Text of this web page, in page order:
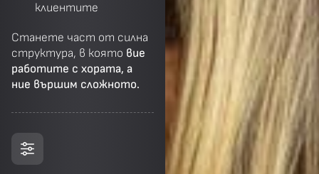
клиентите
Станете част от силна
структура, в която вие
работите с хората, а
ние вършим сложното.